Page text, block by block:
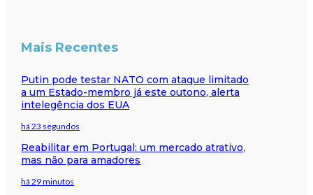
Mais Recentes
Putin pode testar NATO com ataque limitado
a um Estado-membro já este outono, alerta
intelegência dos EUA
há 23 segundos
Reabilitar em Portugal: um mercado atrativo,
mas não para amadores
há 29 minutos